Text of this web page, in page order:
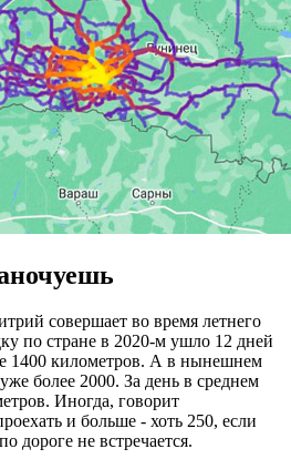
совершает во время летнего
по стране в 2020-м ушло 12 дней
1400 километров. А в нынешнем
более 2000. За день в среднем
Иногда, говорит
и больше - хоть 250, если
дороге не встречается.